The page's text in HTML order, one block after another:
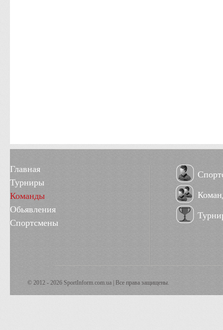
Главная
Турниры
Команды
Обьявления
Спортсмены
© 2012 - 2026 SportInform.com.ua | Все права защищены.